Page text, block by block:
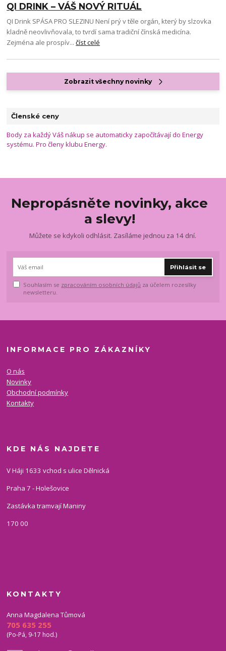
QI DRINK – VÁŠ NOVÝ RITUÁL
QI Drink SPÁSA PRO SLEZINU Není prý v těle orgán, který by slzovka
kladně neovlivňovala, to tvrdí sama tradiční čínská medicína.
Zejména ale prospív...číst celé
Zobrazit všechny novinky
Členské ceny
Body za každý Váš nákup se automaticky započítávají do Energy
systému. Pro členy klubu Energy.
Nepropásněte novinky, akce
a slevy!
Můžete se kdykoli odhlásit. Zasíláme jednou za 14 dní.
Přihlásit se
Souhlasím se zpracováním osobních údajů za účelem rozesílky
newsletteru.
INFORMACE PRO ZÁKAZNÍKY
O nás
Novinky
Obchodní podmínky
Kontakty
KDE NÁS NAJDETE
V Háji 1633 vchod s ulice Dělnická
Praha 7 - Holešovice
Zastávka tramvají Maniny
170 00
KONTAKTY
Anna Magdalena Tůmová
705 635 255
(Po-Pá, 9-17 hod.)